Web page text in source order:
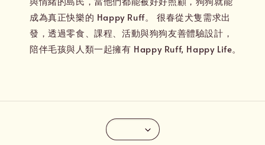
成為真正快樂的 Happy Ruff。 很春從犬隻需求出
發，透過零食、課程、活動與狗狗友善體驗設計，
陪伴毛孩與人類一起擁有 Happy Ruff, Happy Life。